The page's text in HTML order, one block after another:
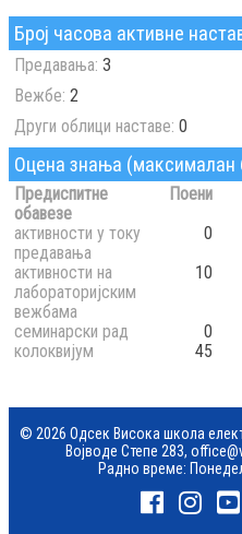
Број часова активне
Предавања: 3
Вежбе: 2
Други облици наставе: 0
Оцена знања (максималан
Предиспитне
обавезе
Поени
активности у току
предавања
0
активности на
лабораторијским
вежбама
10
семинарски рад
0
колоквијум
45
© 2026 Одсек Висока школа
Војводе Степе 283,
Радно време: